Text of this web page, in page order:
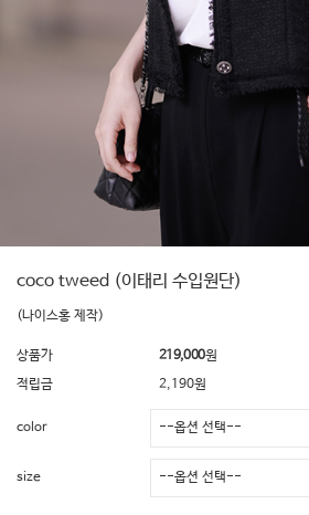
coco tweed (이태리 수입원단)
(나이스홍 제작)
상품가 219,000원
적립금
2,190원
color
size